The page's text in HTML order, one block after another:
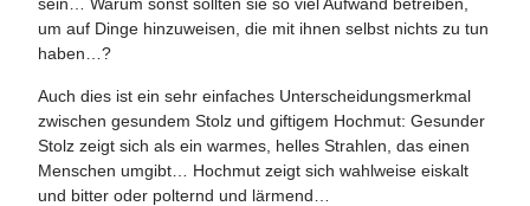
sein… Warum sonst sollten sie so viel Aufwand betreiben,
um auf Dinge hinzuweisen, die mit ihnen selbst nichts zu tun
haben…?
Auch dies ist ein sehr einfaches Unterscheidungsmerkmal
zwischen gesundem Stolz und giftigem Hochmut: Gesunder
Stolz zeigt sich als ein warmes, helles Strahlen, das einen
Menschen umgibt… Hochmut zeigt sich wahlweise eiskalt
und bitter oder polternd und lärmend…